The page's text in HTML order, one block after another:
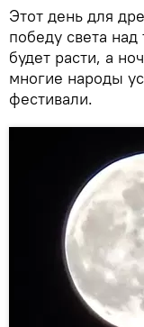
Этот день для
победу света
будет расти, а
многие народы
фестивали.